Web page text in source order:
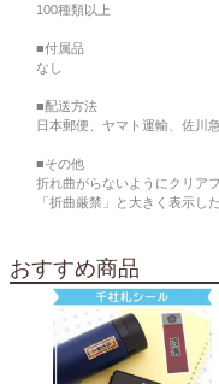
100種類以上
■付属品
なし
■配送方法
日本郵便、ヤマト運輸、佐川
■その他
折れ曲がらないようにクリア
「折曲厳禁」と大きく表示し
おすすめ商品